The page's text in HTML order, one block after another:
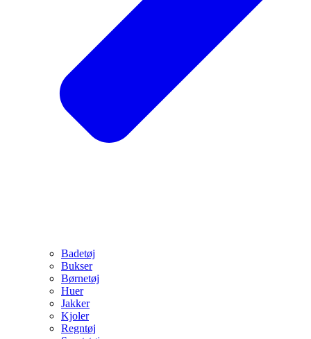
Badetøj
Bukser
Børnetøj
Huer
Jakker
Kjoler
Regntøj